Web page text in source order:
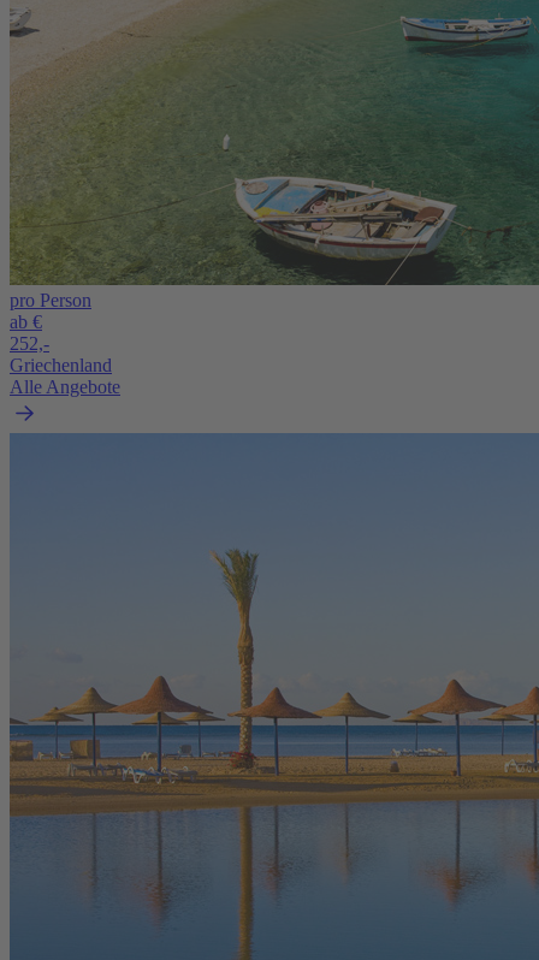
pro Person
ab €
252,-
Griechenland
Alle Angebote